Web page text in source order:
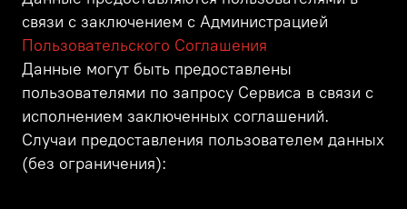
связи с заключением с Администрацией
Пользовательского Соглашения
Данные могут быть предоставлены
пользователями по запросу Сервиса в связи с
исполнением заключенных соглашений.
Случаи предоставления пользователем данных
(без ограничения):